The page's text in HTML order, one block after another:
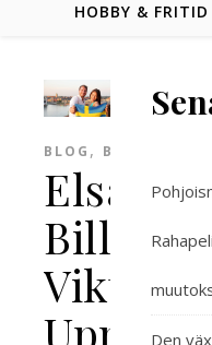
HOBBY & FRITID
BLOG , BLOGG
Elsa
Billgren
Vikt:
Den